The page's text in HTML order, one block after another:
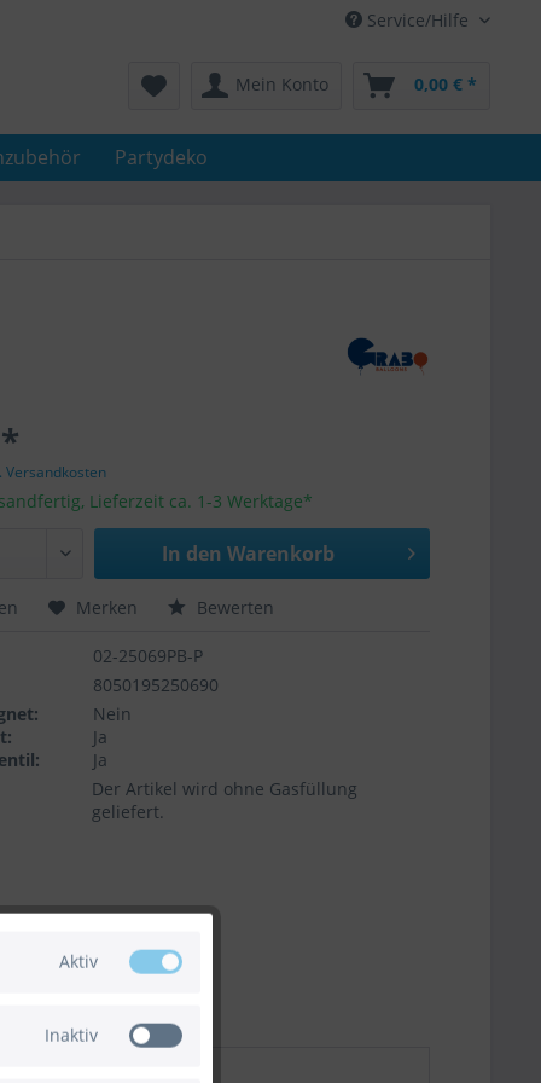
Service/Hilfe
Mein Konto 0,00 € *
Partydeko
Versandkosten
Lieferzeit ca. 1-3 Werktage*
In den Warenkorb
Merken Bewerten
02-25069PB-P
8050195250690
Nein
Ja
Ja
Der Artikel wird ohne Gasfüllung
geliefert.
Aktiv
Inaktiv